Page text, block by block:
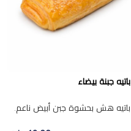
باتيه جبنة بيضاء
باتيه هش بحشوة جبن أبيض ناعم.